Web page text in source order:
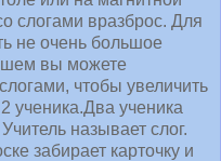
слогами вразброс. Для
не очень большое
вы можете
чтобы увеличить
ученика.Два ученика
называет слог.
забирает карточку и